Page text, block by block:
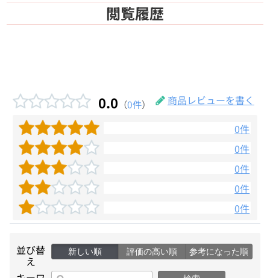
閲覧履歴
0.0 （0件）
商品レビューを書く
0件
0件
0件
0件
0件
並び替
え
新しい順 評価の高い順 参考になった順